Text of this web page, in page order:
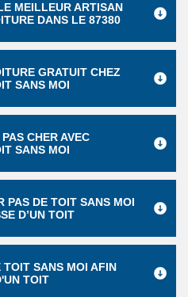
MEILLEUR ARTISAN
DANS LE 87380
GRATUIT CHEZ
SANS MOI
CHER AVEC
SANS MOI
PAS DE TOIT SANS MOI
D’UN TOIT
TOIT SANS MOI AFIN
TOIT